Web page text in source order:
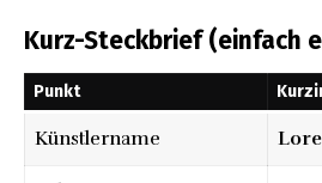
Kurz-Steckbrief (einfach
Punkt
Künstlername